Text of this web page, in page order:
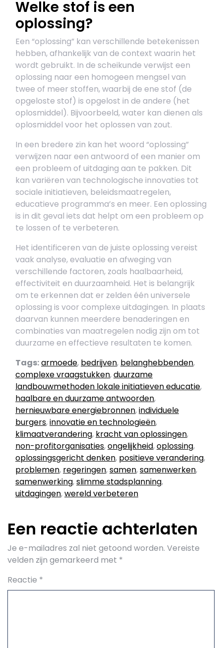
Welke stof is een
oplossing?
Een “oplossing” kan verschillende betekenissen
hebben, afhankelijk van de context waarin het
wordt gebruikt. In de scheikunde verwijst een
oplossing naar een homogeen mengsel van
twee of meer stoffen, waarbij de ene stof (de
opgeloste stof) is opgelost in de andere (het
oplosmiddel). Bijvoorbeeld, water kan dienen als
oplosmiddel voor het oplossen van zout.
In een bredere zin kan het woord “oplossing”
verwijzen naar een antwoord of een manier om
een probleem of uitdaging aan te pakken. Dit
kan variëren van technologische innovaties tot
sociale initiatieven, beleidsmaatregelen,
educatieve programma’s en meer. Een oplossing
is in dit geval iets dat helpt om een probleem op
te lossen of te verbeteren.
Het identificeren van de juiste oplossing vereist
vaak analyse, evaluatie en afweging van
verschillende factoren, zoals haalbaarheid,
effectiviteit en duurzaamheid. Het is belangrijk
om te erkennen dat er zelden één universele
oplossing is voor complexe uitdagingen. In plaats
daarvan kunnen meerdere benaderingen en
combinaties van maatregelen nodig zijn om tot
duurzame en effectieve resultaten te komen.
Tags:armoede, bedrijven, belanghebbenden,
complexe vraagstukken,duurzame
landbouwmethoden lokale initiatieven educatie,
haalbare en duurzame antwoorden,
hernieuwbare energiebronnen,individuele
burgers,innovatie en technologieën,
klimaatverandering, kracht van oplossingen,
non-profitorganisaties,ongelijkheid,oplossing,
oplossingsgericht denken, positieve verandering,
problemen, regeringen,samen,samenwerken,
samenwerking,slimme stadsplanning,
uitdagingen,wereld verbeteren
Een reactie achterlaten
Je e-mailadres zal niet getoond worden. Vereiste
velden zijn gemarkeerd met *
Reactie *